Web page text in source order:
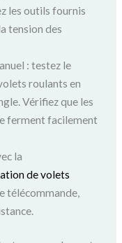
les outils fournis
tension des
: testez le
roulants en
Vérifiez que les
ferment facilement
la
de volets
télécommande,